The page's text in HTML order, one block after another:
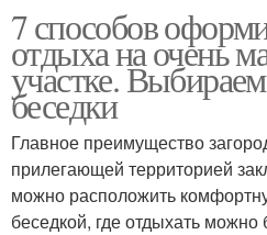
7 способов
отдыха на очень
участке.
беседки
Главное преимущество
прилегающей территорией
можно расположить
беседкой, где отдыхать можно